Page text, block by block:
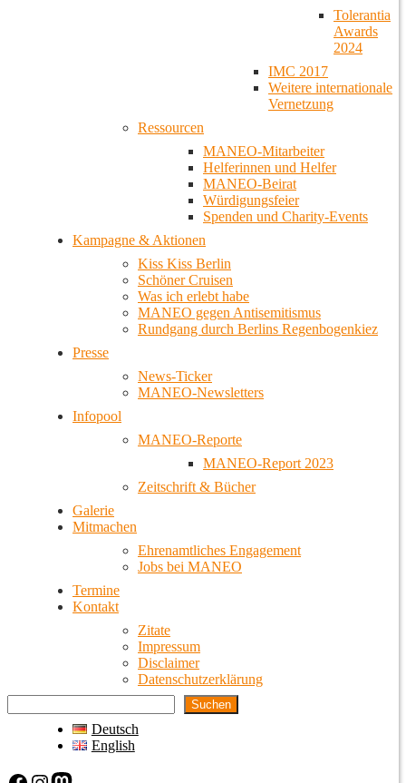
Tolerantia
Awards
2024
IMC 2017
Weitere internationale
Vernetzung
Ressourcen
MANEO-Mitarbeiter
Helferinnen und Helfer
MANEO-Beirat
Würdigungsfeier
Spenden und Charity-Events
Kampagne & Aktionen
Kiss Kiss Berlin
Schöner Cruisen
Was ich erlebt habe
MANEO gegen Antisemitismus
Rundgang durch Berlins Regenbogenkiez
Presse
News-Ticker
MANEO-Newsletters
Infopool
MANEO-Reporte
MANEO-Report 2023
Zeitschrift & Bücher
Galerie
Mitmachen
Ehrenamtliches Engagement
Jobs bei MANEO
Termine
Kontakt
Zitate
Impressum
Disclaimer
Datenschutzerklärung
Suchen
Deutsch
English